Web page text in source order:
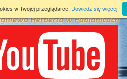
w Twojej przeglądarce. Dowiedz się więcej